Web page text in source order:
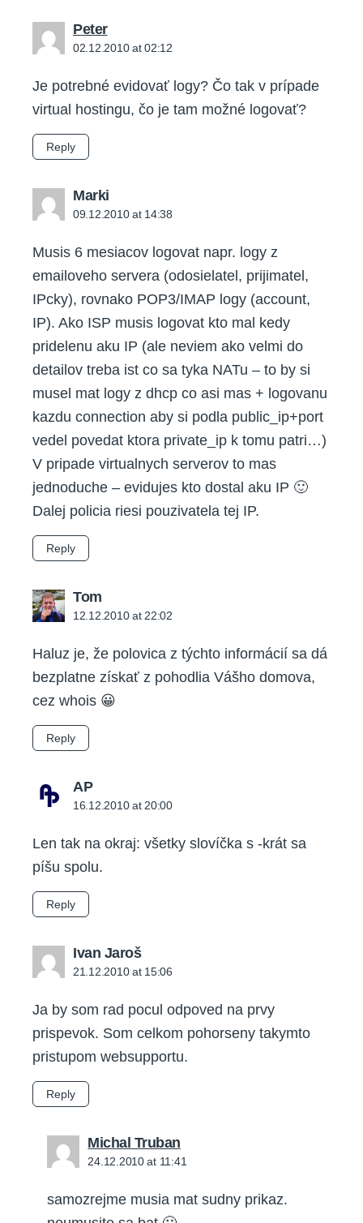
Petersays:
02.12.2010 at 02:12
Je potrebné evidovať logy? Čo tak v prípade
virtual hostingu, čo je tam možné logovať?
Reply
Markisays:
09.12.2010 at 14:38
Musis 6 mesiacov logovat napr. logy z
emailoveho servera (odosielatel, prijimatel,
IPcky), rovnako POP3/IMAP logy (account,
IP). Ako ISP musis logovat kto mal kedy
pridelenu aku IP (ale neviem ako velmi do
detailov treba ist co sa tyka NATu – to by si
musel mat logy z dhcp co asi mas + logovanu
kazdu connection aby si podla public_ip+port
vedel povedat ktora private_ip k tomu patri…)
V pripade virtualnych serverov to mas
jednoduche – evidujes kto dostal aku IP 🙂
Dalej policia riesi pouzivatela tej IP.
Reply
Tomsays:
12.12.2010 at 22:02
Haluz je, že polovica z týchto informácií sa dá
bezplatne získať z pohodlia Vášho domova,
cez whois 😀
Reply
APsays:
16.12.2010 at 20:00
Len tak na okraj: všetky slovíčka s -krát sa
píšu spolu.
Reply
Ivan Jarošsays:
21.12.2010 at 15:06
Ja by som rad pocul odpoved na prvy
prispevok. Som celkom pohorseny takymto
pristupom websupportu.
Reply
Michal Trubansays:
24.12.2010 at 11:41
samozrejme musia mat sudny prikaz.